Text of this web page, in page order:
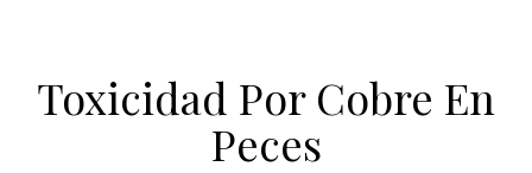
Toxicidad Por Cobre En
Peces